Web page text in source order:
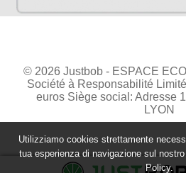
© 2026 Justbob - ESPACE
Société à Responsabilité
euros Siège social: Adresse
LYON
Utilizziamo cookies strettamente
tua esperienza di navigazione sul
Policy.